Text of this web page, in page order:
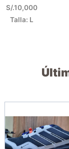
S/.10,000
Talla: L